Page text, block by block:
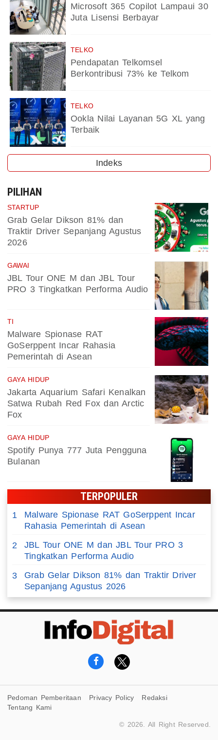
Microsoft 365 Copilot Lampaui 30
Juta Lisensi Berbayar
TELKO
Pendapatan Telkomsel
Berkontribusi 73% ke Telkom
TELKO
Ookla Nilai Layanan 5G XL yang
Terbaik
Indeks
PILIHAN
STARTUP
Grab Gelar Dikson 81% dan
Traktir Driver Sepanjang Agustus
2026
GAWAI
JBL Tour ONE M dan JBL Tour
PRO 3 Tingkatkan Performa Audio
TI
Malware Spionase RAT
GoSerppent Incar Rahasia
Pemerintah di Asean
GAYA HIDUP
Jakarta Aquarium Safari Kenalkan
Satwa Rubah Red Fox dan Arctic
Fox
GAYA HIDUP
Spotify Punya 777 Juta Pengguna
Bulanan
TERPOPULER
1
Malware Spionase RAT GoSerppent Incar
Rahasia Pemerintah di Asean
2
JBL Tour ONE M dan JBL Tour PRO 3
Tingkatkan Performa Audio
3
Grab Gelar Dikson 81% dan Traktir Driver
Sepanjang Agustus 2026
Pedoman Pemberitaan Privacy Policy
Redaksi
Tentang Kami
© 2026. All Right Reserved.